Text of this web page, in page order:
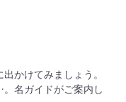
かけてみましょう。
名ガイドがご案内し